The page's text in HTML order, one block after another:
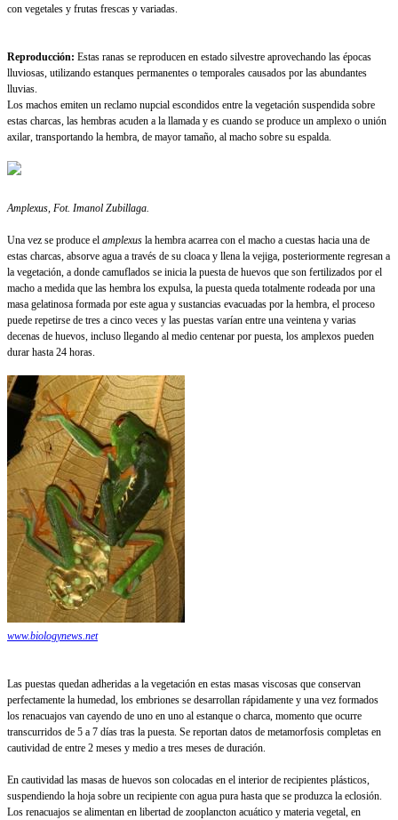
con vegetales y frutas frescas y variadas.
Reproducción: Estas ranas se reproducen en estado silvestre aprovechando las épocas
lluviosas, utilizando estanques permanentes o temporales causados por las abundantes
lluvias.
Los machos emiten un reclamo nupcial escondidos entre la vegetación suspendida sobre
estas charcas, las hembras acuden a la llamada y es cuando se produce un amplexo o unión
axilar, transportando la hembra, de mayor tamaño, al macho sobre su espalda.
Amplexus, Fot. Imanol Zubillaga.
Una vez se produce el amplexus la hembra acarrea con el macho a cuestas hacia una de
estas charcas, absorve agua a través de su cloaca y llena la vejiga, posteriormente regresan a
la vegetación, a donde camuflados se inicia la puesta de huevos que son fertilizados por el
macho a medida que las hembra los expulsa, la puesta queda totalmente rodeada por una
masa gelatinosa formada por este agua y sustancias evacuadas por la hembra, el proceso
puede repetirse de tres a cinco veces y las puestas varían entre una veintena y varias
decenas de huevos, incluso llegando al medio centenar por puesta, los amplexos pueden
durar hasta 24 horas.
www.biologynews.net
Las puestas quedan adheridas a la vegetación en estas masas viscosas que conservan
perfectamente la humedad, los embriones se desarrollan rápidamente y una vez formados
los renacuajos van cayendo de uno en uno al estanque o charca, momento que ocurre
transcurridos de 5 a 7 días tras la puesta. Se reportan datos de metamorfosis completas en
cautividad de entre 2 meses y medio a tres meses de duración.
En cautividad las masas de huevos son colocadas en el interior de recipientes plásticos,
suspendiendo la hoja sobre un recipiente con agua pura hasta que se produzca la eclosión.
Los renacuajos se alimentan en libertad de zooplancton acuático y materia vegetal, en